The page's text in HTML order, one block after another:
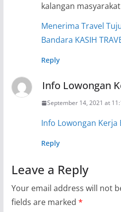
kalangan
Menerima Travel
Bandara KASIH
Reply
Info Lowongan
September 14, 2021 at
Info Lowongan Kerja
Reply
Leave a Reply
Your email address will not
fields are marked *